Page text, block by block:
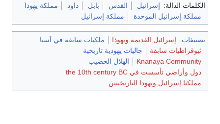
الدالة: إسرائيل القدس بابل داود
مملكة يهوذا
مملكة إسرائيل الموحدة
مملكة إسرائيل
: إسرائيل القديمة ويهوذا
ملكيات سابقة في آسيا
ثيوقراطيات سابقة
جاليات يهودية تاريخية
Knanaya Community
الهلال الخصيب
دول وأراضي تأسست في the 10th century BC
مملكتا إسرائيل ويهودا التاريخيتين